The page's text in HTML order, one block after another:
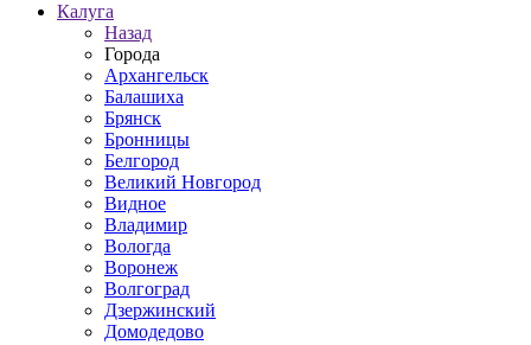
Калуга
Назад
Города
Архангельск
Балашиха
Брянск
Бронницы
Белгород
Великий Новгород
Видное
Владимир
Вологда
Воронеж
Волгоград
Дзержинский
Домодедово